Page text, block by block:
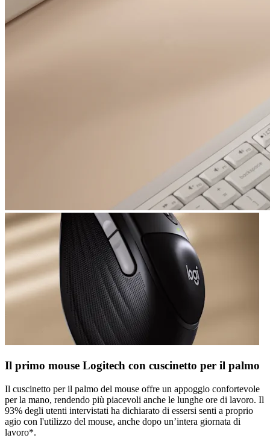
Il primo mouse Logitech con cuscinetto per il palmo
Il cuscinetto per il palmo del mouse offre un appoggio confortevole
per la mano, rendendo più piacevoli anche le lunghe ore di lavoro. Il
93% degli utenti intervistati ha dichiarato di essersi senti a proprio
agio con l'utilizzo del mouse, anche dopo un’intera giornata di
lavoro*.